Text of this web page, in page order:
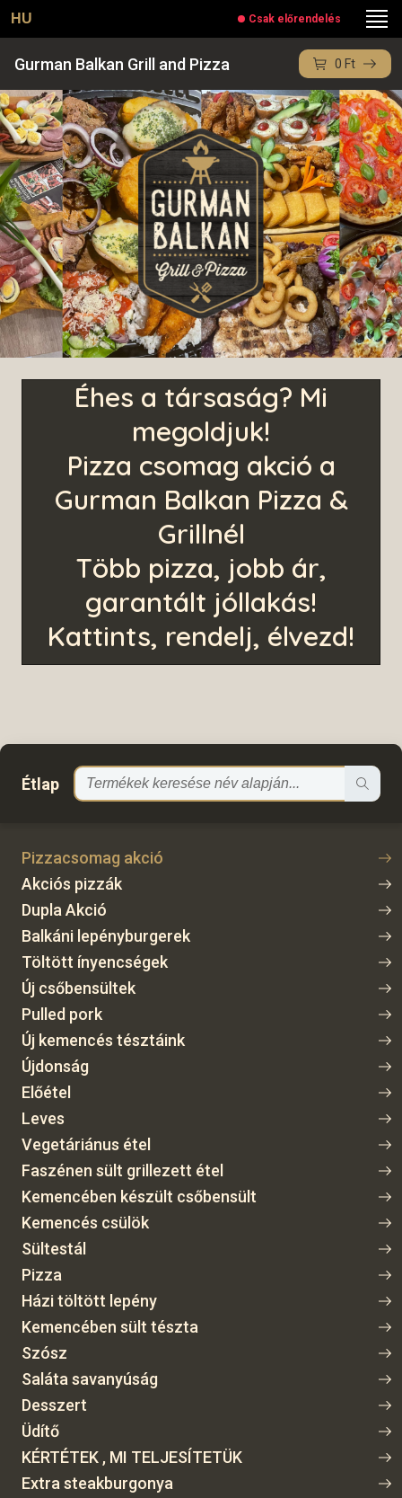
HU Csak előrendelés
Gurman Balkan Grill and Pizza 0 Ft
Éhes a társaság? Mi
megoldjuk!
Pizza csomag akció a
Gurman Balkan Pizza &
Grillnél
Több pizza, jobb ár,
garantált jóllakás!
Kattints, rendelj, élvezd!
Étlap
Pizzacsomag akció
Akciós pizzák
Dupla Akció
Balkáni lepényburgerek
Töltött ínyencségek
Új csőbensültek
Pulled pork
Új kemencés tésztáink
Újdonság
Előétel
Leves
Vegetáriánus étel
Faszénen sült grillezett étel
Kemencében készült csőbensült
Kemencés csülök
Sültestál
Pizza
Házi töltött lepény
Kemencében sült tészta
Szósz
Saláta savanyúság
Desszert
Üdítő
KÉRTÉTEK , MI TELJESÍTETÜK
Extra steakburgonya